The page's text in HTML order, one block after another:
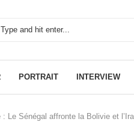
PORTRAIT INTERVIEW
Le Sénégal affronte la Bolivie et